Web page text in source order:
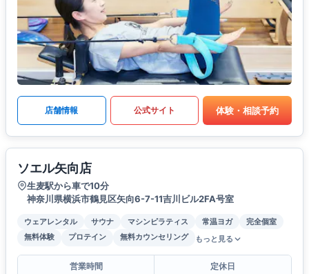
店舗情報 公式サイト 体験・相談予約
ソエル矢向店
生麦駅から車で10分
神奈川県横浜市鶴見区矢向6-7-11吉川ビル2FA号室
ウェアレンタル サウナ マシンピラティス 常温ヨガ
完全個室
無料体験
プロテイン 無料カウンセリング もっと見る
営業時間
定休日